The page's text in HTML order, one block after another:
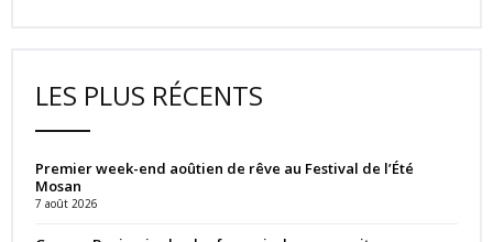
LES PLUS RÉCENTS
Premier week-end aoûtien de rêve au Festival de l’Été
Mosan
7 août 2026